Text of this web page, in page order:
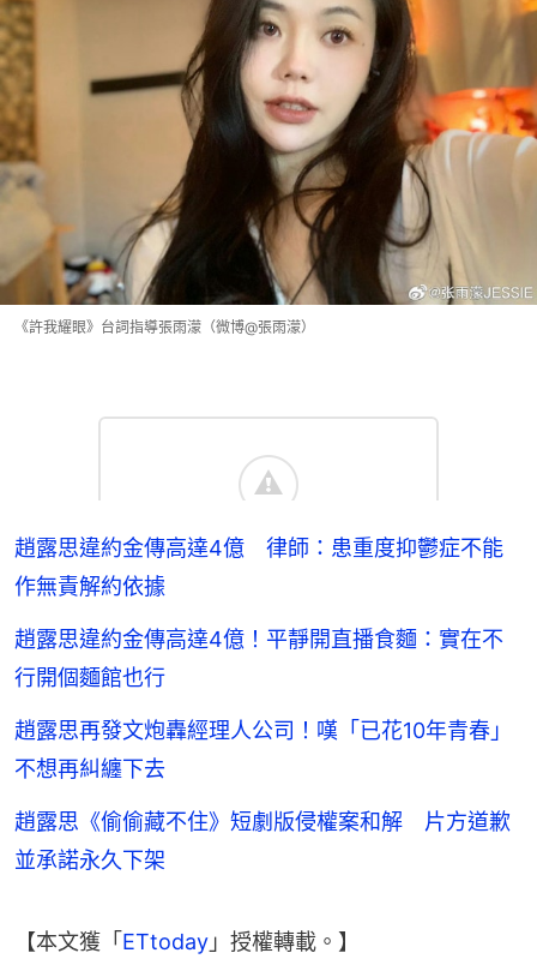
《許我耀眼》台詞指導張雨濛（微博@張雨濛）
趙露思違約金傳高達4億 律師：患重度抑鬱症不能
作無責解約依據
趙露思違約金傳高達4億！平靜開直播食麵：實在不
行開個麵館也行
趙露思再發文炮轟經理人公司！嘆「已花10年青春」
不想再糾纏下去
趙露思《偷偷藏不住》短劇版侵權案和解 片方道歉
並承諾永久下架
【本文獲「 ETtoday 」授權轉載。】